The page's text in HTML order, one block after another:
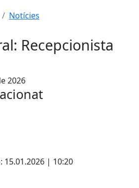
Notícies
Recepcionista
2026
| 10:20